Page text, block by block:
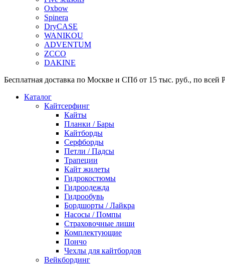
Oxbow
Spinera
DryCASE
WANIKOU
ADVENTUM
ZCCO
DAKINE
Бесплатная доставка по Москве и СПб от 15 тыс. руб., по всей
Каталог
Кайтсерфинг
Кайты
Планки / Бары
Кайтборды
Серфборды
Петли / Падсы
Трапеции
Кайт жилеты
Гидрокостюмы
Гидроодежда
Гидрообувь
Бордшорты / Лайкра
Насосы / Помпы
Страховочные лиши
Комплектующие
Пончо
Чехлы для кайтбордов
Вейкбординг